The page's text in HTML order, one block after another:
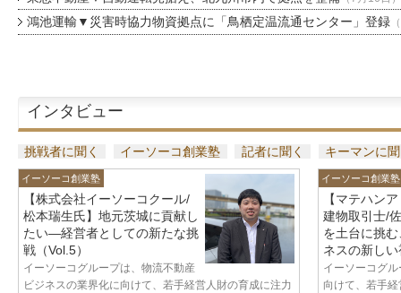
鴻池運輸▼災害時協力物資拠点に「鳥栖定温流通センター」登録
インタビュー
挑戦者に聞く イーソーコ創業塾 記者に聞く キーマンに
イーソーコ創業塾
【株式会社イーソーコクール/
松本瑞生氏】地元茨城に貢献し
たい—経営者としての新たな挑
戦（Vol.5）
イーソーコグループは、物流不動産
ビジネスの業界化に向けて、若手経営人財の育成に注力
イーソーコ創業塾
【マテハン
建物取引士/
を土台に挑
ネスの新し
イーソーコグ
向けて、若手